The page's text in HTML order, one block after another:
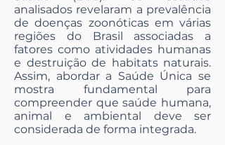
analisados revelaram a prevalência
de doenças zoonóticas em várias
regiões do Brasil associadas a
fatores como atividades humanas
e destruição de habitats naturais.
Assim, abordar a Saúde Única se
mostra fundamental para
compreender que saúde humana,
animal e ambiental deve ser
considerada de forma integrada.